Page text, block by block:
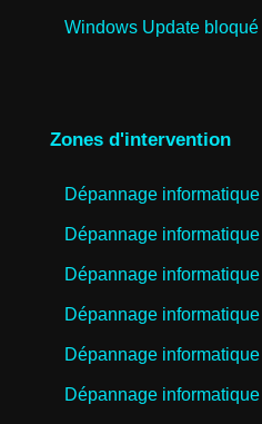
Windows Update bloqué
Zones d'intervention
Dépannage
Dépannage
Dépannage
Dépannage
Dépannage
Dépannage